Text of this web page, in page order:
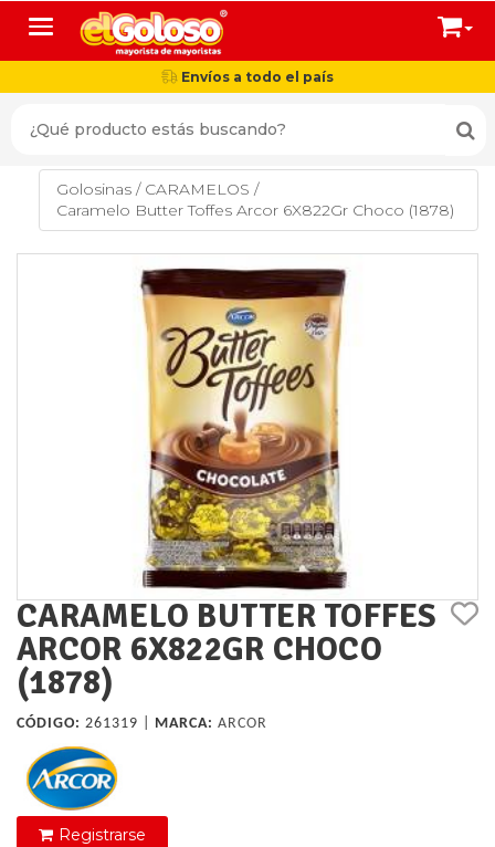
Toggle navigation
Envíos a todo el país
Golosinas / CARAMELOS /
Caramelo Butter Toffes Arcor 6X822Gr Choco (1878)
CARAMELO BUTTER TOFFES
ARCOR 6X822GR CHOCO
(1878)
CÓDIGO: 261319 | MARCA: ARCOR
Registrarse